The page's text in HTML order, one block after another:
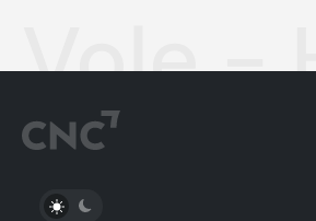
Vole -
PŘEPNOUT SVĚTLÝ/TMAVÝ REŽIM